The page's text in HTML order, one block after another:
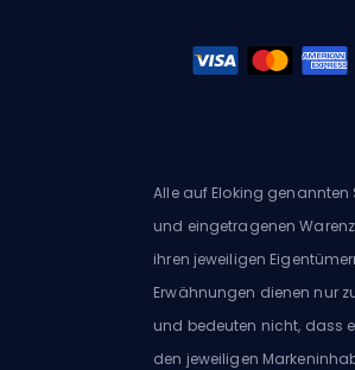
Alle auf Eloking genannten
und eingetragenen
ihren jeweiligen
Erwähnungen dienen nur
und bedeuten nicht, dass
den jeweiligen